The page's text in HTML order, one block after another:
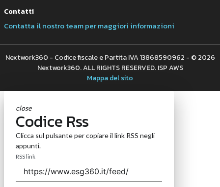
Contatti
Contatta il nostro team per maggiori informazioni
Nextwork360 - Codice fiscale e Partita IVA 13868590962 - © 2026
Nextwork360. ALL RIGHTS RESERVED. ISP AWS
Mappa del sito
close
Codice Rss
Clicca sul pulsante per copiare il link RSS negli
appunti.
RSS link